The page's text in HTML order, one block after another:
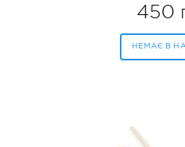
450
НЕМАЄ В